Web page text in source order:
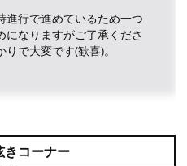
進行で進めているため一つ
なりますがご了承くださ
で大変です(歓喜)。
きコーナー